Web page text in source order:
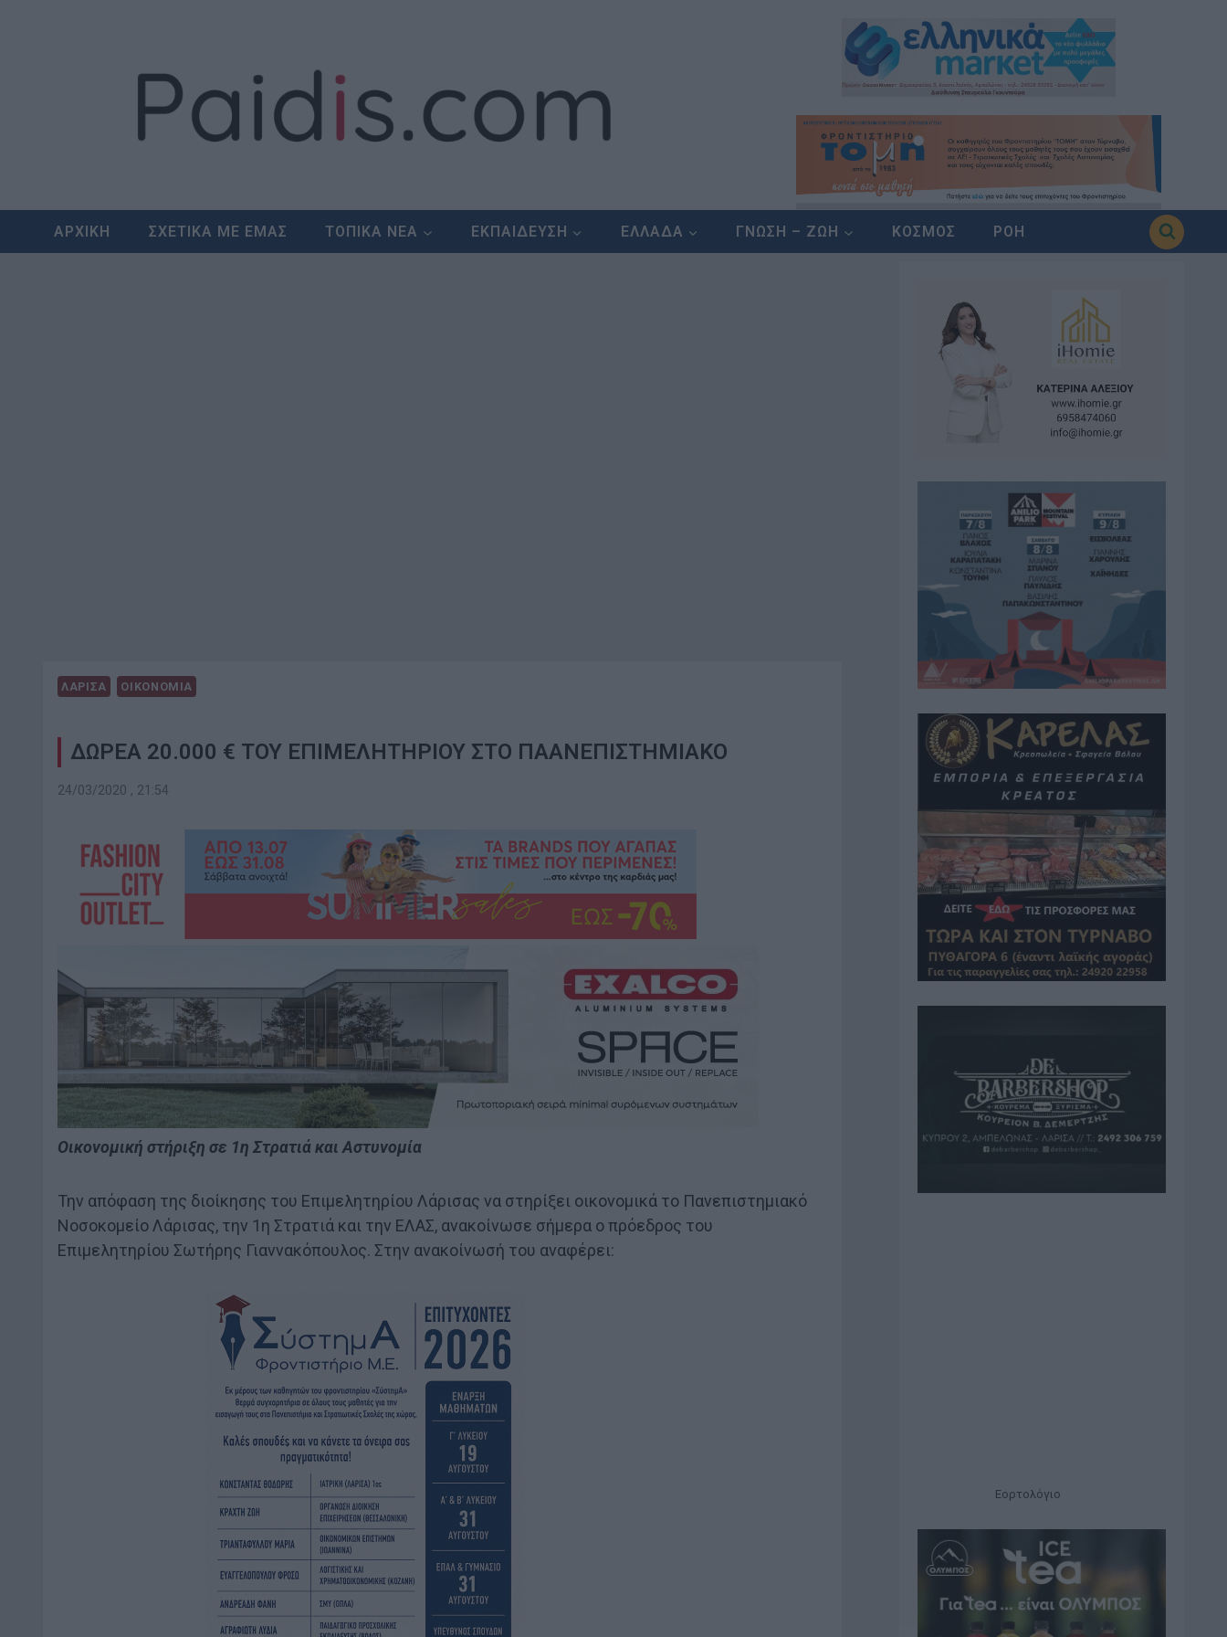
ΑΡΧΙΚΗ ΣΧΕΤΙΚΑ ΜΕ ΕΜΑΣ ΤΟΠΙΚΑ ΝΕΑ ΕΚΠΑΙΔΕΥΣΗ ΕΛΛΑΔΑ ΓΝΩΣΗ – ΖΩΗ ΚΟΣΜΟΣ ΡΟΗ
ΛΑΡΙΣΑ ΟΙΚΟΝΟΜΙΑ
ΔΩΡΕΑ 20.000 € ΤΟΥ ΕΠΙΜΕΛΗΤΗΡΙΟΥ ΣΤΟ ΠΑΑΝΕΠΙΣΤΗΜΙΑΚΟ
24/03/2020 , 21:54
Οικονομική στήριξη σε 1η Στρατιά και Αστυνομία
Την απόφαση της διοίκησης του Επιμελητηρίου Λάρισας να στηρίξει οικονομικά το Πανεπιστημιακό
Νοσοκομείο Λάρισας, την 1η Στρατιά και την ΕΛΑΣ, ανακοίνωσε σήμερα ο πρόεδρος του
Επιμελητηρίου Σωτήρης Γιαννακόπουλος. Στην ανακοίνωσή του αναφέρει:
Εορτολόγιο